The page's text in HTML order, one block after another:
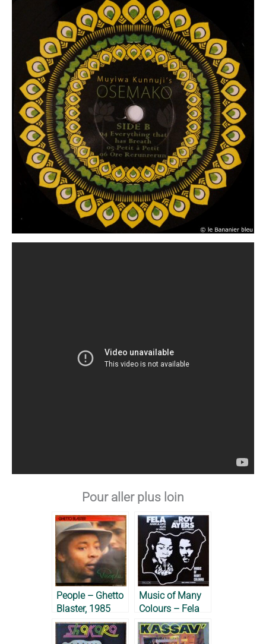
Pour aller plus loin
People – Ghetto
Blaster, 1985
Music of Many
Colours – Fela
Anikulapo-Kuti &
Roy Ayers, 1980